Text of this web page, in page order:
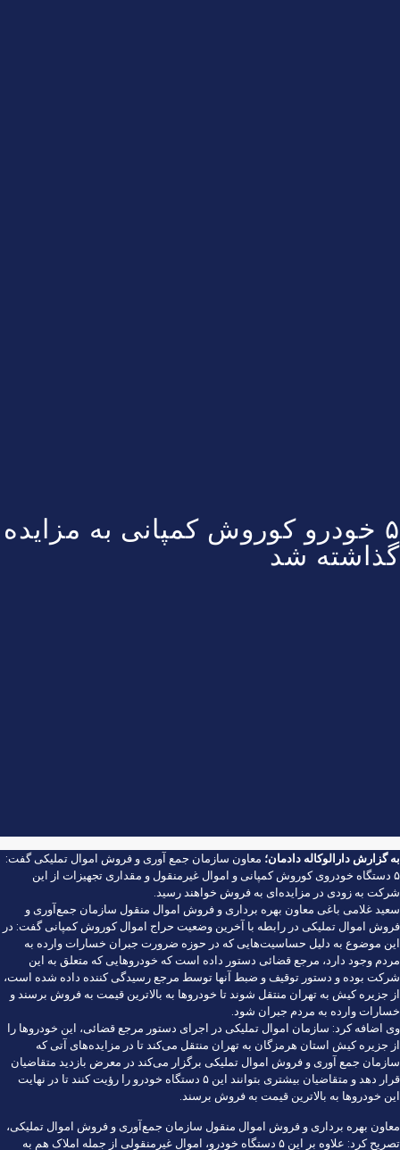
۵ خودرو کوروش کمپانی به مزایده
گذاشته شد
به گزارش دارالوکاله دادمان؛ معاون سازمان جمع آوری و فروش اموال تملیکی گفت:
۵ دستگاه خودروی کوروش کمپانی و اموال غیرمنقول و مقداری تجهیزات از این
شرکت به زودی در مزایده‌ای به فروش خواهند رسید.
سعید غلامی باغی معاون بهره برداری و فروش اموال منقول سازمان جمع‌آوری و
فروش اموال تملیکی در رابطه با آخرین وضعیت حراج اموال کوروش کمپانی گفت: در
این موضوع به دلیل حساسیت‌هایی که در حوزه ضرورت جبران خسارات وارده به
مردم وجود دارد، مرجع قضائی دستور داده است که خودرو‌هایی که متعلق به این
شرکت بوده و دستور توقیف و ضبط آنها توسط مرجع رسیدگی کننده داده شده است،
از جزیره کیش به تهران منتقل شوند تا خودرو‌ها به بالاترین قیمت به فروش برسند و
خسارات وارده به مردم جبران شود.
وی اضافه کرد: سازمان اموال تملیکی در اجرای دستور مرجع قضائی، این خودرو‌ها را
از جزیره کیش استان هرمزگان به تهران منتقل می‌کند تا در مزایده‌های آتی که
سازمان جمع آوری و فروش اموال تملیکی برگزار می‌کند در معرض بازدید متقاضیان
قرار دهد و متقاضیان بیشتری بتوانند این ۵ دستگاه خودرو را رؤیت کنند تا در نهایت
این خودرو‌ها به بالاترین قیمت به فروش برسند.
معاون بهره برداری و فروش اموال منقول سازمان جمع‌آوری و فروش اموال تملیکی،
تصریح کرد: علاوه بر این ۵ دستگاه خودرو، اموال غیرمنقولی از جمله املاک هم به